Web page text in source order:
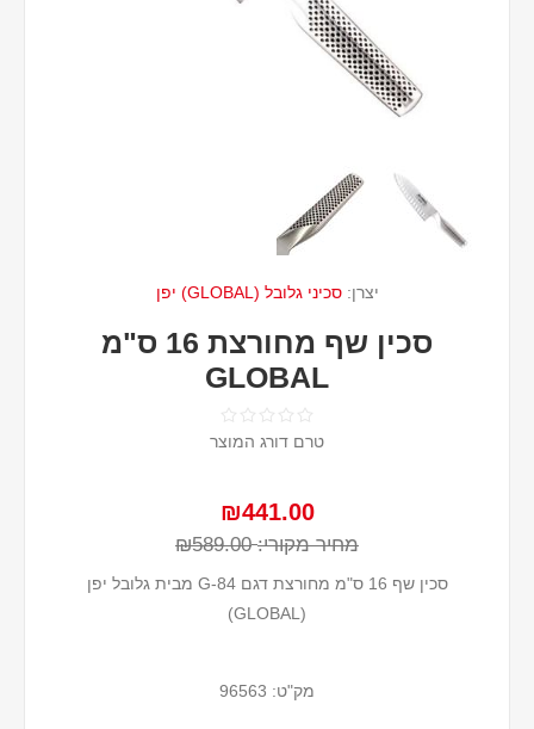
יצרן: סכיני גלובל (GLOBAL) יפן
סכין שף מחורצת 16 ס"מ
GLOBAL
טרם דורג המוצר
₪441.00
מחיר מקורי: ₪589.00
סכין שף 16 ס"מ מחורצת דגם G-84 מבית גלובל יפן
(GLOBAL)
מק"ט: 96563